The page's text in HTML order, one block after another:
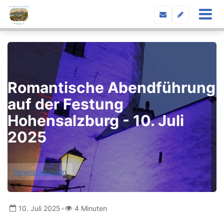
Romantische Abendführung
auf der Festung
Hohensalzburg - 10. Juli
2025
Veranstaltungen
10. Juli 2025• 4 Minuten